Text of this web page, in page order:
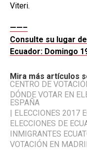
Viteri.
——–
Consulte su lugar
Ecuador: Domingo
Mira más artículos
CENTRO DE
DÓNDE VOTAR EN
ESPAÑA
ELECCIONES 2017
ELECCIONES DE
INMIGRANTES
VOTACIÓN EN